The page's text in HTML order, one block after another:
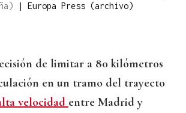
| Europa Press (archivo)
de limitar a 80 kilómetros
en un tramo del trayecto
velocidad entre Madrid y